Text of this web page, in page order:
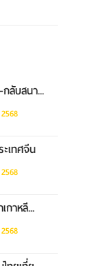
กลับสนา...
ะเทศจีน
กาหลี...